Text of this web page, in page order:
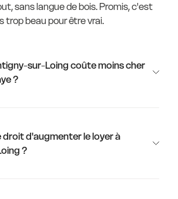
sans langue de bois. Promis, c'est
trop beau pour être vrai.
sur-Loing coûte moins cher
?
droit d'augmenter le loyer à
?